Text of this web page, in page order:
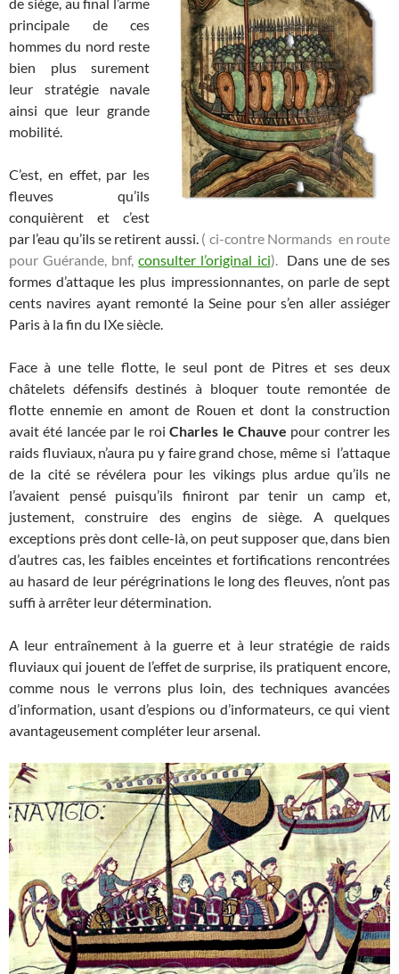
de siège, au final l’arme
principale de ces
hommes du nord reste
bien plus surement
leur stratégie navale
ainsi que leur grande
mobilité.
C’est, en effet, par les
fleuves qu’ils
conquièrent et c’est
par l’eau qu’ils se retirent aussi. ( ci-contre Normands en route
pour Guérande, bnf,consulter l’original ici). Dans une de ses
formes d’attaque les plus impressionnantes, on parle de sept
cents navires ayant remonté la Seine pour s’en aller assiéger
Paris à la fin du IXe siècle.
Face à une telle flotte, le seul pont de Pitres et ses deux
châtelets défensifs destinés à bloquer toute remontée de
flotte ennemie en amont de Rouen et dont la construction
avait été lancée par le roiCharles le Chauve pour contrer les
raids fluviaux, n’aura pu y faire grand chose, même si l’attaque
de la cité se révélera pour les vikings plus ardue qu’ils ne
l’avaient pensé puisqu’ils finiront par tenir un camp et,
justement, construire des engins de siège. A quelques
exceptions près dont celle-là, on peut supposer que, dans bien
d’autres cas, les faibles enceintes et fortifications rencontrées
au hasard de leur pérégrinations le long des fleuves, n’ont pas
suffi à arrêter leur détermination.
A leur entraînement à la guerre et à leur stratégie de raids
fluviaux qui jouent de l’effet de surprise, ils pratiquent encore,
comme nous le verrons plus loin, des techniques avancées
d’information, usant d’espions ou d’informateurs, ce qui vient
avantageusement compléter leur arsenal.